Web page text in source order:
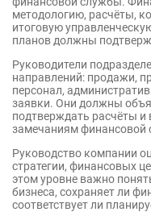
методологию, расчёты,
итоговую
планов должны
Руководители
направлений: продажи,
персонал,
заявки. Они должны
подтверждать расчёты и
замечаниям финансовой
Руководство компании
стратегии, финансовых
этом уровне важно
бизнеса, сохраняет ли
соответствует ли